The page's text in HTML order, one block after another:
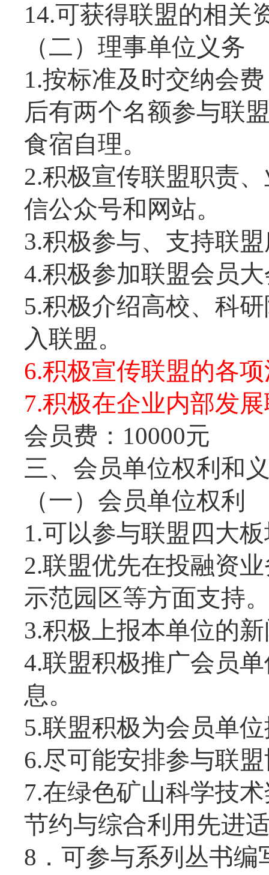
14.可获得联盟的相关
（二）理事单位义务
1.按标准及时交纳会
后有两个名额参与联
食宿自理。
2.积极宣传联盟职责
信公众号和网站。
3.积极参与、支持联
4.积极参加联盟会员
5.积极介绍高校、科
入联盟。
6.积极宣传联盟的各
7.积极在企业内部发
会员费：10000元
三、会员单位权利和
（一）会员单位权利
1.可以参与联盟四大
2.联盟优先在投融资
示范园区等方面支持
3.积极上报本单位的
4.联盟积极推广会员
息。
5.联盟积极为会员单
6.尽可能安排参与联
7.在绿色矿山科学技
节约与综合利用先进
8．可参与系列丛书